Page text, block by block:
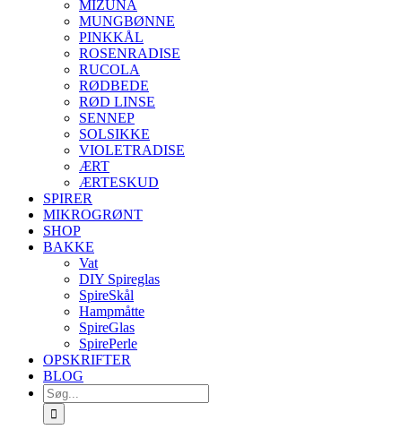
MIZUNA
MUNGBØNNE
PINKKÅL
ROSENRADISE
RUCOLA
RØDBEDE
RØD LINSE
SENNEP
SOLSIKKE
VIOLETRADISE
ÆRT
ÆRTESKUD
SPIRER
MIKROGRØNT
SHOP
BAKKE
Vat
DIY Spireglas
SpireSkål
Hampmåtte
SpireGlas
SpirePerle
OPSKRIFTER
BLOG
Søg
efter: